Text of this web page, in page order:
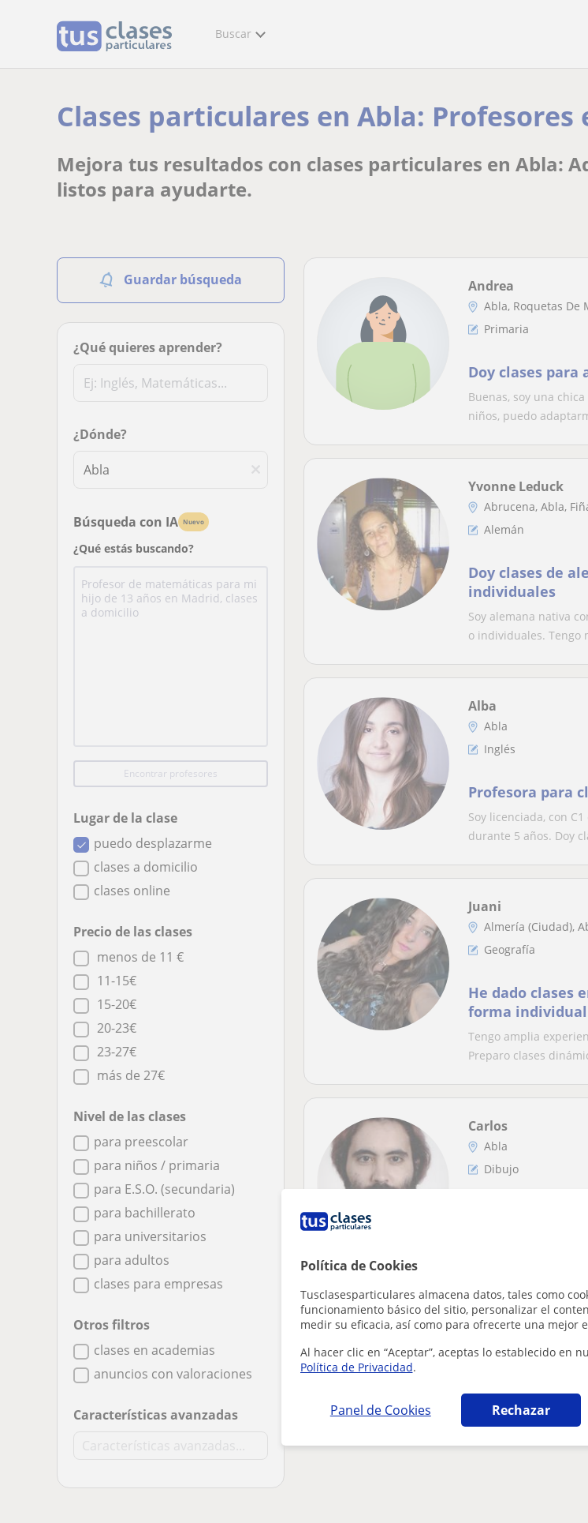
Política de Cookies
Tusclasesparticulares almacena datos, tales como
funcionamiento básico del sitio, personalizar el
medir su eficacia, así como para ofrecerte una mejor
Al hacer clic en “Aceptar”, aceptas lo establecido en
Política de Privacidad.
Panel de Cookies Rechazar
Buscar
Clases particulares en Abla:
Mejora tus resultados con clases particulares en Abla:
listos para ayudarte.
Guardar búsqueda
¿Qué quieres aprender?
¿Dónde?
Búsqueda con IA Nuevo
¿Qué estás buscando?
Encontrar profesores
Lugar de la clase
puedo desplazarme
clases a domicilio
clases online
Precio de las clases
menos de 11 €
11-15€
15-20€
20-23€
23-27€
más de 27€
Nivel de las clases
para preescolar
para niños / primaria
para E.S.O. (secundaria)
para bachillerato
para universitarios
para adultos
clases para empresas
Otros filtros
clases en academias
anuncios con valoraciones
Características avanzadas
Andrea
Abla, Roquetas De
Primaria
Doy clases para
Buenas, soy una
niños, puedo
Yvonne Leduck
Abrucena, Abla,
Alemán
Doy clases de
individuales
Soy alemana nativa
o individuales. Tengo
Alba
Abla
Inglés
Profesora para
Soy licenciada, con
durante 5 años. Doy
Juani
Almería (Ciudad),
Geografía
He dado clases
forma individual
Tengo amplia
Preparo clases
Carlos
Abla
Dibujo
Ilustración
Trabajo con el
Parece que tu búsqueda es bastante especifica
Ajusta tu búsqueda para ver más resultados o
Guardar búsqueda